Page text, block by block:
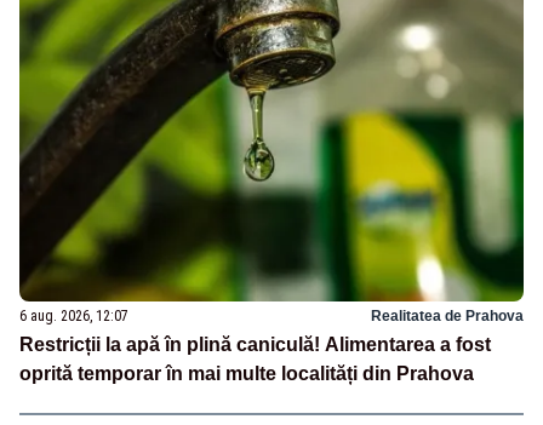
6 aug. 2026, 12:07 Realitatea de Prahova
Restricții la apă în plină caniculă! Alimentarea a fost
oprită temporar în mai multe localități din Prahova